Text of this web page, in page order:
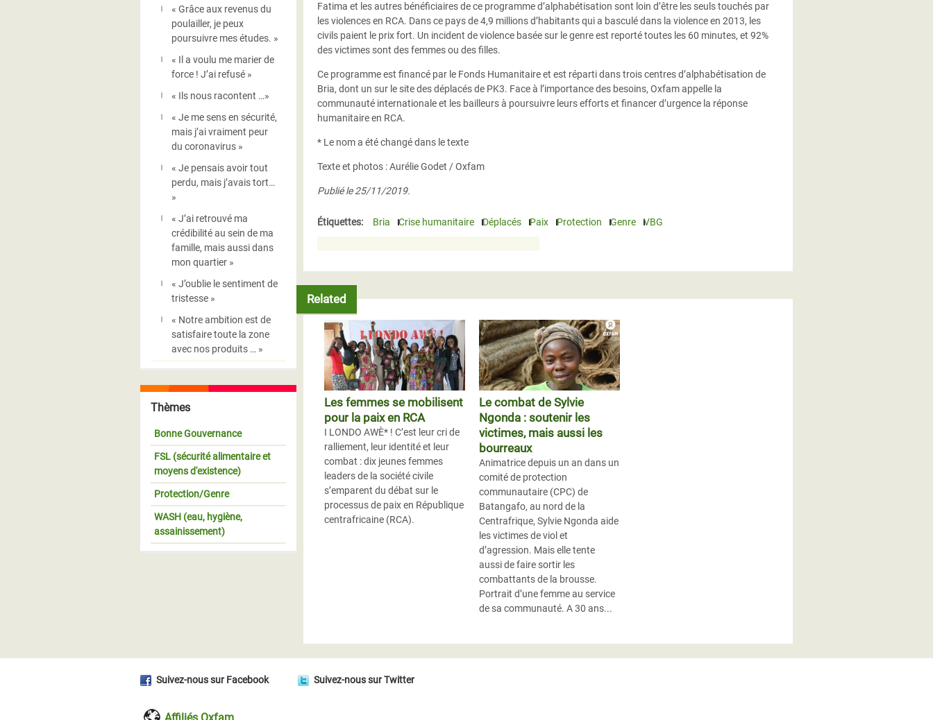
Fatima et les autres bénéficiaires de ce programme d’alphabétisation sont loin d’être les seuls touchés par
les violences en RCA. Dans ce pays de 4,9 millions d’habitants qui a basculé dans la violence en 2013, les
civils paient le prix fort. Un incident de violence basée sur le genre est reporté toutes les 60 minutes, et 92%
des victimes sont des femmes ou des filles.
Ce programme est financé par le Fonds Humanitaire et est réparti dans trois centres d’alphabétisation de
Bria, dont un sur le site des déplacés de PK3. Face à l’importance des besoins, Oxfam appelle la
communauté internationale et les bailleurs à poursuivre leurs efforts et financer d’urgence la réponse
humanitaire en RCA.
* Le nom a été changé dans le texte
Texte et photos : Aurélie Godet / Oxfam
Publié le 25/11/2019.
Étiquettes: Bria Crise humanitaire Déplacés Paix Protection Genre VBG
Related
Les femmes se mobilisent
pour la paix en RCA
I LONDO AWÈ* ! C’est leur cri de
ralliement, leur identité et leur
combat : dix jeunes femmes
leaders de la société civile
s’emparent du débat sur le
processus de paix en République
centrafricaine (RCA).
Le combat de Sylvie
Ngonda : soutenir les
victimes, mais aussi les
bourreaux
Animatrice depuis un an dans un
comité de protection
communautaire (CPC) de
Batangafo, au nord de la
Centrafrique, Sylvie Ngonda aide
les victimes de viol et
d’agression. Mais elle tente
aussi de faire sortir les
combattants de la brousse.
Portrait d’une femme au service
de sa communauté. A 30 ans...
« Grâce aux revenus du
poulailler, je peux
poursuivre mes études. »
« Il a voulu me marier de
force ! J’ai refusé »
« Ils nous racontent …»
« Je me sens en sécurité,
mais j’ai vraiment peur
du coronavirus »
« Je pensais avoir tout
perdu, mais j’avais tort…
»
« J’ai retrouvé ma
crédibilité au sein de ma
famille, mais aussi dans
mon quartier »
« J’oublie le sentiment de
tristesse »
« Notre ambition est de
satisfaire toute la zone
avec nos produits … »
Thèmes
Bonne Gouvernance
FSL (sécurité alimentaire et
moyens d'existence)
Protection/Genre
WASH (eau, hygiène,
assainissement)
Suivez-nous sur Facebook Suivez-nous sur Twitter